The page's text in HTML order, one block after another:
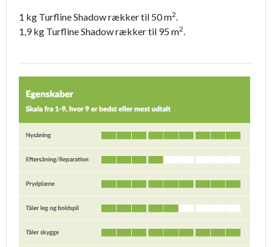
1 kg Turfline Shadow rækker til 50 m2.
1,9 kg Turfline Shadow rækker til 95 m2.